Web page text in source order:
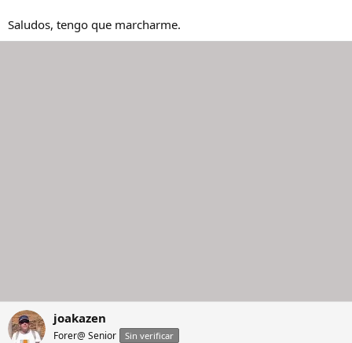
Saludos, tengo que marcharme.
joakazen
Forer@ Senior Sin verificar